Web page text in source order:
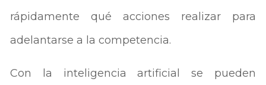
rápidamente qué acciones realizar para
adelantarse a la competencia.
Con la inteligencia artificial se pueden